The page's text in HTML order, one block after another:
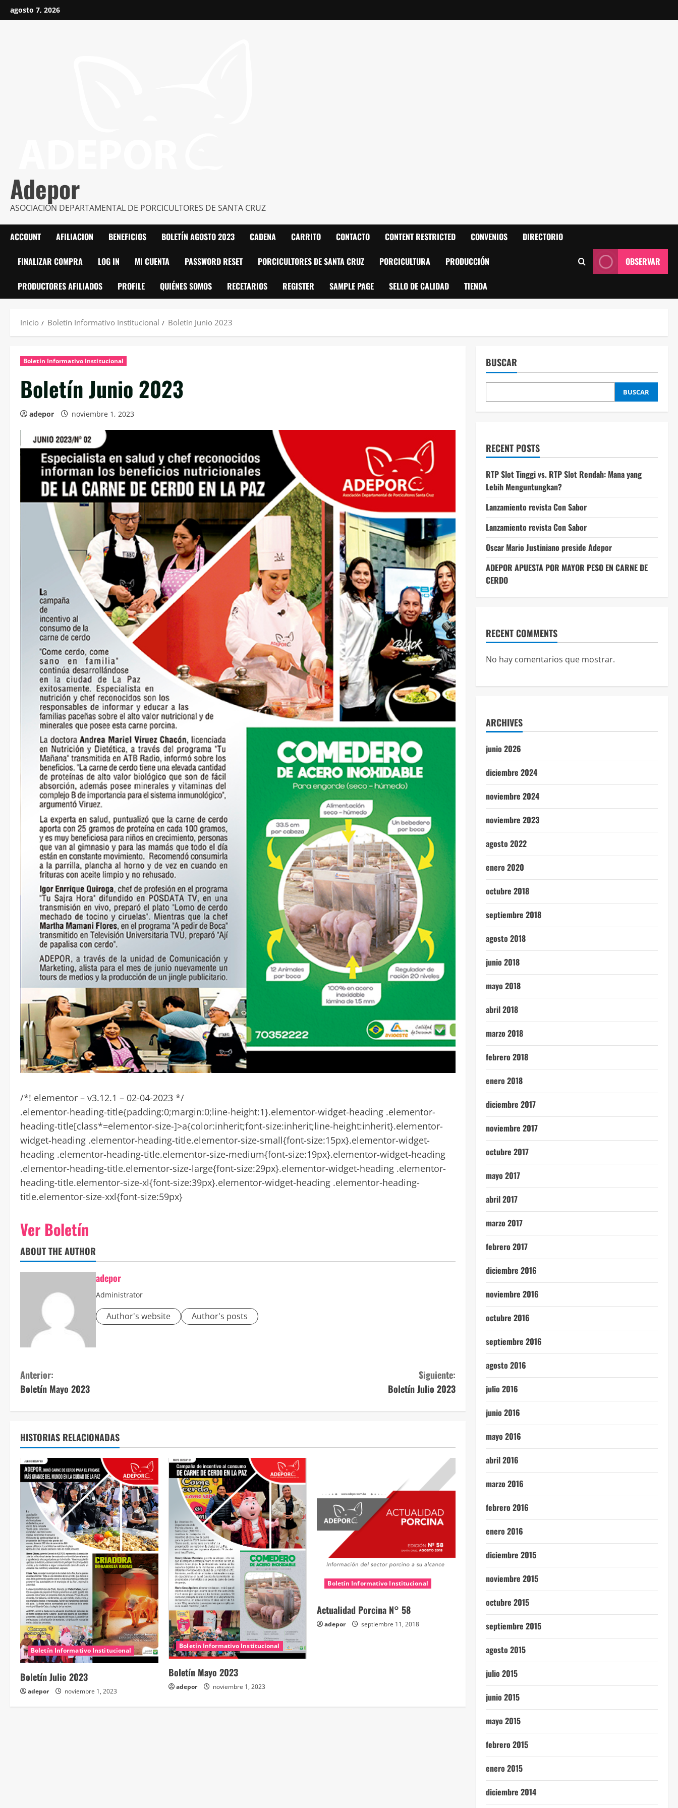
al
agosto 7, 2026
Adepor
ASOCIACIÓN DEPARTAMENTAL DE PORCICULTORES DE SANTA CRUZ
ACCOUNT AFILIACION BENEFICIOS BOLETÍN AGOSTO 2023 CADENA CARRITO CONTACTO CONTENT RESTRICTED CONVENIOS DIRECTORIO
FINALIZAR COMPRA LOG IN MI CUENTA PASSWORD RESET PORCICULTORES DE SANTA CRUZ PORCICULTURA PRODUCCIÓN
PRODUCTORES AFILIADOS PROFILE QUIÉNES SOMOS RECETARIOS REGISTER SAMPLE PAGE SELLO DE CALIDAD TIENDA
OBSERVAR
Inicio Boletín Informativo Institucional Boletín Junio 2023
Boletín Informativo Institucional
Boletín Junio 2023
adepor noviembre 1, 2023
/*! elementor – v3.12.1 – 02-04-2023 */
.elementor-heading-title{padding:0;margin:0;line-height:1}.elementor-widget-heading .elementor-
heading-title[class*=elementor-size-]>a{color:inherit;font-size:inherit;line-height:inherit}.elementor-
widget-heading .elementor-heading-title.elementor-size-small{font-size:15px}.elementor-widget-
heading .elementor-heading-title.elementor-size-medium{font-size:19px}.elementor-widget-heading
.elementor-heading-title.elementor-size-large{font-size:29px}.elementor-widget-heading .elementor-
heading-title.elementor-size-xl{font-size:39px}.elementor-widget-heading .elementor-heading-
title.elementor-size-xxl{font-size:59px}
Ver Boletín
ABOUT THE AUTHOR
adepor
Administrator
Author's website Author's posts
S
i
u
e
l
e
e
n
d
o
Anterior:
Boletín Mayo 2023
Siguiente:
Boletín Julio 2023
HISTORIAS RELACIONADAS
Boletín Informativo Institucional
Boletín Julio 2023
adepor noviembre 1, 2023
Boletín Informativo Institucional
Boletín Mayo 2023
adepor noviembre 1, 2023
Boletín Informativo Institucional
Actualidad Porcina N° 58
adepor septiembre 11, 2018
BUSCAR
BUSCAR
RECENT POSTS
RTP Slot Tinggi vs. RTP Slot Rendah: Mana yang
Lebih Menguntungkan?
Lanzamiento revista Con Sabor
Lanzamiento revista Con Sabor
Oscar Mario Justiniano preside Adepor
ADEPOR APUESTA POR MAYOR PESO EN CARNE DE
CERDO
RECENT COMMENTS
No hay comentarios que mostrar.
ARCHIVES
junio 2026
diciembre 2024
noviembre 2024
noviembre 2023
agosto 2022
enero 2020
octubre 2018
septiembre 2018
agosto 2018
junio 2018
mayo 2018
abril 2018
marzo 2018
febrero 2018
enero 2018
diciembre 2017
noviembre 2017
octubre 2017
mayo 2017
abril 2017
marzo 2017
febrero 2017
diciembre 2016
noviembre 2016
octubre 2016
septiembre 2016
agosto 2016
julio 2016
junio 2016
mayo 2016
abril 2016
marzo 2016
febrero 2016
enero 2016
diciembre 2015
noviembre 2015
octubre 2015
septiembre 2015
agosto 2015
julio 2015
junio 2015
mayo 2015
febrero 2015
enero 2015
diciembre 2014